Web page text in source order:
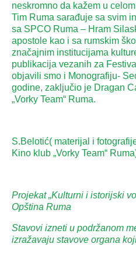
neskromno da kažem u
Tim Ruma sarađuje sa svim
sa SPCO Ruma – Hram
apostole kao i sa rumskim
značajnim institucijama
publikacija vezanih za
objavili smo i Monografiju-
godine, zaključio je Dragan
„Vorky Team“ Ruma.
S.Belotić( materijal i
Kino klub „Vorky Team“
Projekat „Kulturni i istorijski
Opština Ruma
Stavovi izneti u podržanom
izražavaju stavove organa